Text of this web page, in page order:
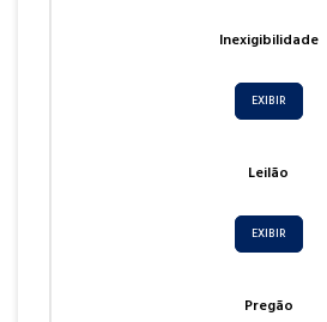
Inexigibilidade
EXIBIR
Leilão
EXIBIR
Pregão